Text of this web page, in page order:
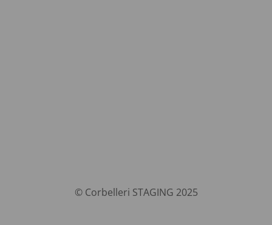
© Corbelleri STAGING 2025